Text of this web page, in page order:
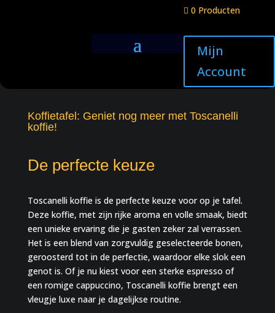
 0 Producten
Mijn
Account
Koffietafel: Geniet nog meer met Toscanelli
koffie!
De perfecte keuze
Toscanelli koffie is de perfecte keuze voor op je tafel.
Deze koffie, met zijn rijke aroma en volle smaak, biedt
een unieke ervaring die je gasten zeker zal verrassen.
Het is een blend van zorgvuldig geselecteerde bonen,
geroosterd tot in de perfectie, waardoor elke slok een
genot is. Of je nu kiest voor een sterke espresso of
een romige cappuccino, Toscanelli koffie brengt een
vleugje luxe naar je dagelijkse routine.